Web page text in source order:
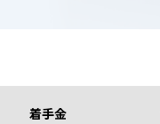
着手金